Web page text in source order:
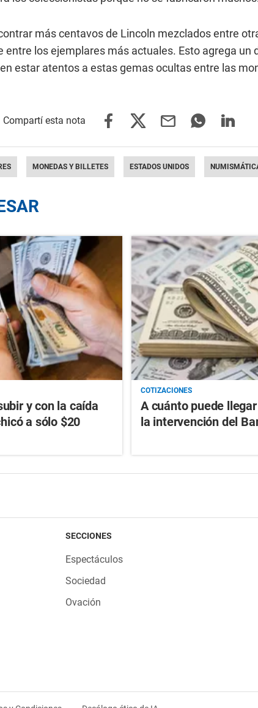
más centavos de Lincoln mezclados entre
los ejemplares más actuales. Esto agrega un
estar atentos a estas gemas ocultas entre las
MONEDAS Y BILLETES ESTADOS UNIDOS
y con la caída
a sólo $20
COTIZACIONES
A cuánto puede
la intervención del
SECCIONES
Espectáculos
Sociedad
Ovación